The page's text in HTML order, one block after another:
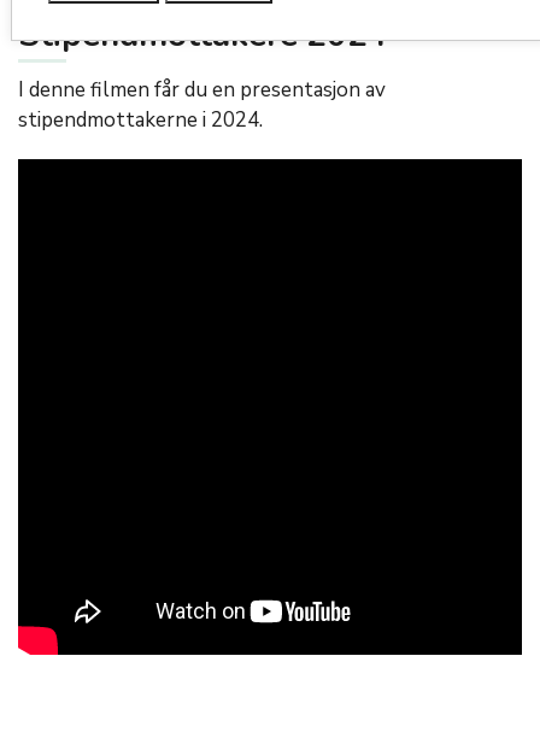
Stipendmottakere 2024
I denne filmen får du en presentasjon av
stipendmottakerne i 2024.